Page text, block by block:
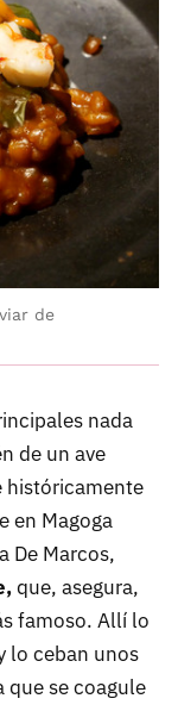
de
nada
de un ave
históricamente
en Magoga
De Marcos,
que, asegura,
famoso. Allí lo
lo ceban unos
que se coagule